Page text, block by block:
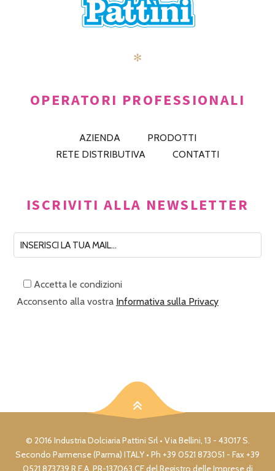
✻
OPERATORI PROFESSIONALI
AZIENDA
PRODOTTI
RETE DISTRIBUTIVA
CONTATTI
ISCRIVITI ALLA NEWSLETTER
Accetta le condizioni
Acconsento alla vostra Informativa sulla Privacy
© 2016 Industria Dolciaria Pattini Srl • Via Bellini, 13 - 43017 S.
Secondo Parmense (Parma) ITALY • Ph +39 0521 873051 - Fax +39
0521 873739 R.E.A. PR-137063 CF del Registro delle Imprese di